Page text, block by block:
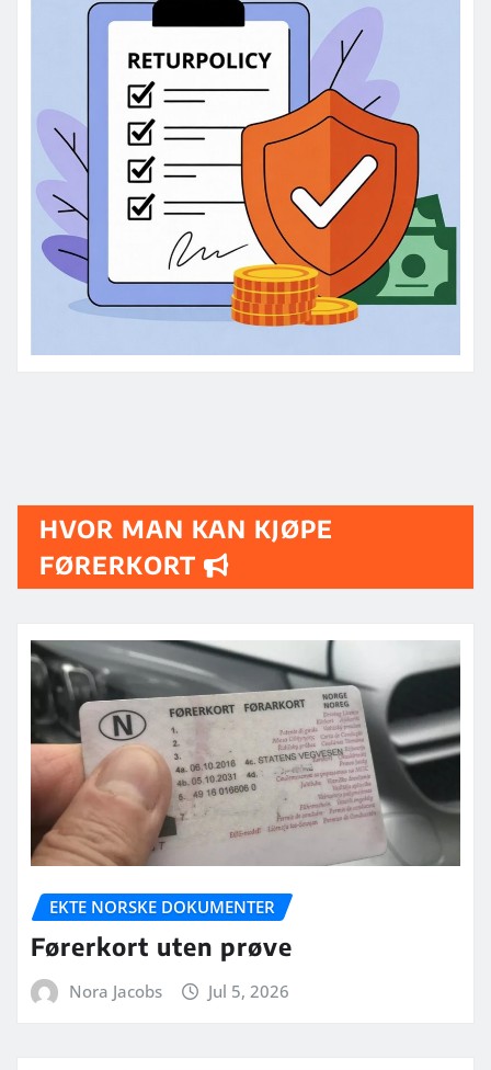
HVOR MAN KAN KJØPE
FØRERKORT
EKTE NORSKE DOKUMENTER
Førerkort uten prøve
Nora Jacobs Jul 5, 2026